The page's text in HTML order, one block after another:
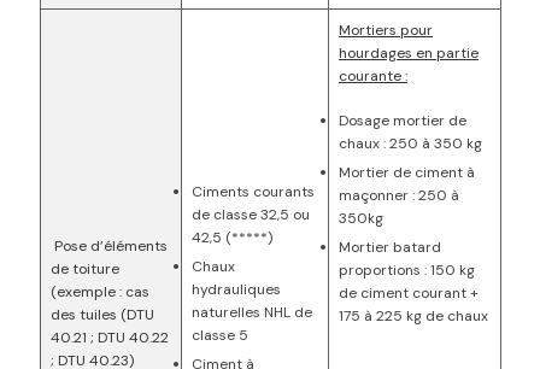
Pose d’éléments
de toiture
(exemple : cas
des tuiles (DTU
40.21 ; DTU 40.22
; DTU 40.23)
Ciments courants
de classe 32,5 ou
42,5 (*****)
Chaux
hydrauliques
naturelles NHL de
classe 5
Ciment à
Mortiers pour
hourdages en partie
courante :
Dosage mortier de
chaux : 250 à 350 kg
Mortier de ciment à
maçonner : 250 à
350kg
Mortier batard
proportions : 150 kg
de ciment courant +
175 à 225 kg de chaux